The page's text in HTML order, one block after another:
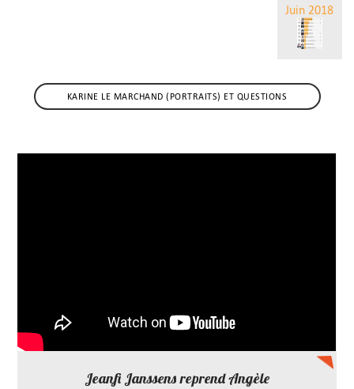
Juin 2018
KARINE LE MARCHAND (PORTRAITS) ET QUESTIONS
Jeanfi Janssens reprend Angèle